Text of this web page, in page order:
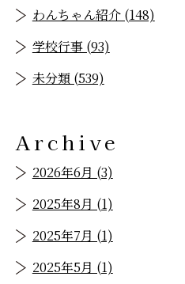
わんちゃん紹介 (148)
学校行事 (93)
未分類 (539)
Archive
2026年6月 (3)
2025年8月 (1)
2025年7月 (1)
2025年5月 (1)